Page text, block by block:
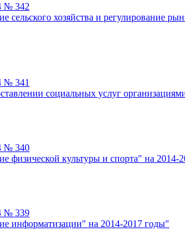
№ 342
хозяйства и регулирование
№ 341
социальных услуг
№ 340
физической культуры и спорта" на 2014-
№ 339
информатизации" на 2014-2017 годы"